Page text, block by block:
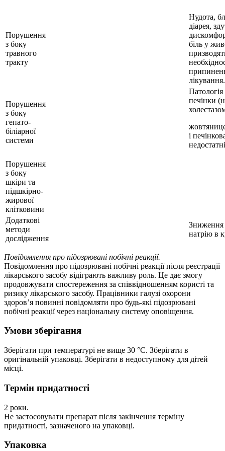
Порушення
з боку
травного
тракту
Нудота,
діарея,
біль у
лікування.
Порушення
з боку
гепато-
біліарної
системи
Патологія
печінки
і
Порушення
з боку
шкіри та
підшкірно-
жирової
клітковини
Додаткові
методи
дослідження
Зниження
натрію в
Повідомлення про підозрювані побічні реакції.
Повідомлення про підозрювані побічні реакції після реєстрації
лікарського засобу відіграють важливу роль. Це дає змогу
продовжувати спостереження за співвідношенням користі та
ризику лікарського засобу. Працівники галузі охорони
здоров’я повинні повідомляти про будь-які підозрювані
побічні реакції через національну систему оповіщення.
Умови зберігання
Зберігати при температурі не вище 30 °С. Зберігати в
оригінальній упаковці. Зберігати в недоступному для дітей
місці.
Термін придатності
2 роки.
Не застосовувати препарат після закінчення терміну
придатності, зазначеного на упаковці.
Упаковка